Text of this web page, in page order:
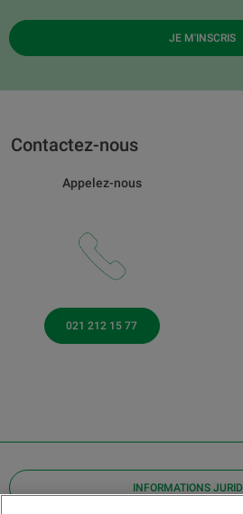
JE M'INSCRIS
Contactez-nous
Appelez-nous
021 212 15 77
INFORMATIONS